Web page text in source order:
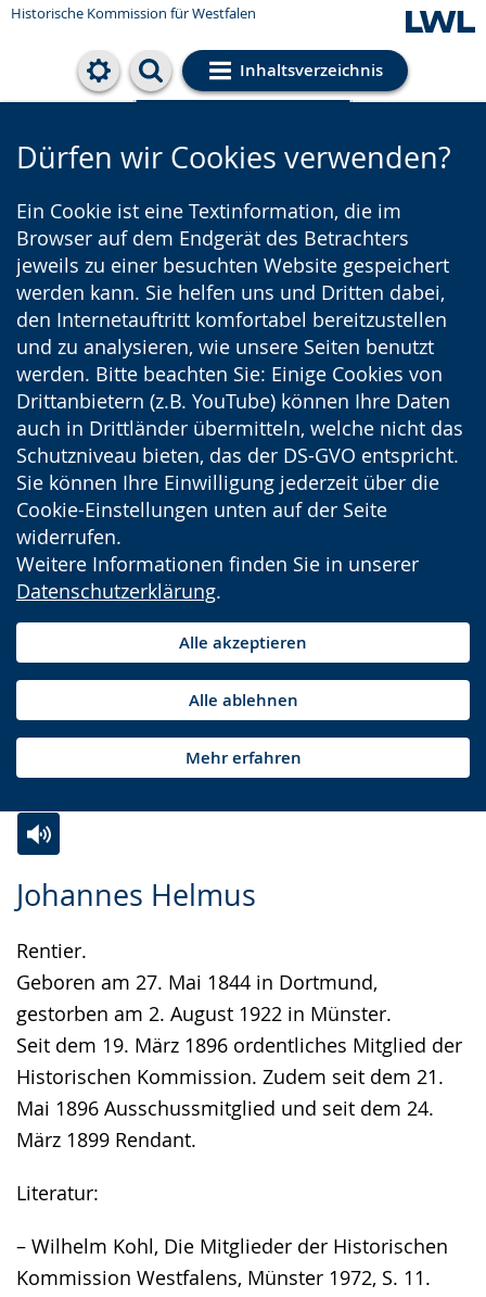
Historische Kommission für Westfalen
Inhaltsverzeichnis
Cookie-Einstellungen
Dürfen wir Cookies verwenden?
Ein Cookie ist eine Textinformation, die im
Browser auf dem Endgerät des Betrachters
jeweils zu einer besuchten Website gespeichert
werden kann. Sie helfen uns und Dritten dabei,
den Internetauftritt komfortabel bereitzustellen
und zu analysieren, wie unsere Seiten benutzt
werden. Bitte beachten Sie: Einige Cookies von
Drittanbietern (z.B. YouTube) können Ihre Daten
auch in Drittländer übermitteln, welche nicht das
Schutzniveau bieten, das der DS-GVO entspricht.
Sie können Ihre Einwilligung jederzeit über die
Cookie-Einstellungen unten auf der Seite
widerrufen.
Weitere Informationen finden Sie in unserer
Datenschutzerklärung.
Alle akzeptieren
Alle ablehnen
Mehr erfahren
Johannes Helmus
Rentier.
Geboren am 27. Mai 1844 in Dortmund,
gestorben am 2. August 1922 in Münster.
Seit dem 19. März 1896 ordentliches Mitglied der
Historischen Kommission. Zudem seit dem 21.
Mai 1896 Ausschussmitglied und seit dem 24.
März 1899 Rendant.
Literatur:
– Wilhelm Kohl, Die Mitglieder der Historischen
Kommission Westfalens, Münster 1972, S. 11.
Leichten
wechseln.
Audio-
Video
Deutscher
Gebärdensprache
wird
angezeigt.